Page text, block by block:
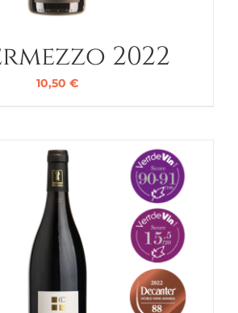
2022
10,50 €